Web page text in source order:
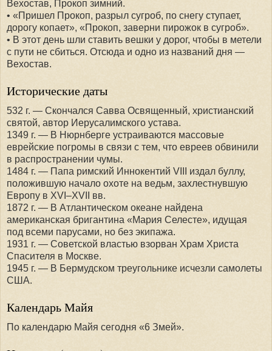
Вехостав, Прокоп зимний.
• «Пришел Прокоп, разрыл сугроб, по снегу ступает,
дорогу копает», «Прокоп, заверни пирожок в сугроб».
• В этот день шли ставить вешки у дорог, чтобы в метели
с пути не сбиться. Отсюда и одно из названий дня —
Вехостав.
Исторические даты
532 г. — Скончался Савва Освященный, христианский
святой, автор Иерусалимского устава.
1349 г. — В Нюрнберге устраиваются массовые
еврейские погромы в связи с тем, что евреев обвинили
в распространении чумы.
1484 г. — Папа римский Иннокентий VIII издал буллу,
положившую начало охоте на ведьм, захлестнувшую
Европу в XVI–XVII вв.
1872 г. — В Атлантическом океане найдена
американская бригантина «Мария Селесте», идущая
под всеми парусами, но без экипажа.
1931 г. — Советской властью взорван Храм Христа
Спасителя в Москве.
1945 г. — В Бермудском треугольнике исчезли самолеты
США.
Календарь Майя
По календарю Майя сегодня «6 Змей».